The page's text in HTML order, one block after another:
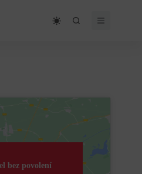
bez povolení